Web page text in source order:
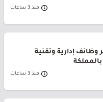
منذ 3 ساعات
وظائف إدارية وتقنية
منذ 3 ساعات